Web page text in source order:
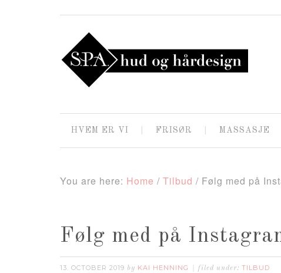
HVEM ER VI FRISØR MASSASJE
You are here: Home / Tilbud / Følg med på
Følg med på
13. OCTOBER 2019 by KAI HENNING filed under: TILBUD